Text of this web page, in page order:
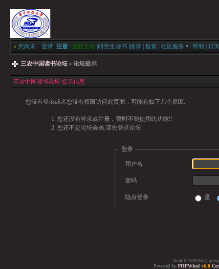
» 您尚未 登录 注册 返回主站 研究生读书 推荐 搜索 社区服务 帮助 订
三农中国读书论坛 » 论坛提示
三农中国读书论坛 提示信息
您没有登录或者您没有权限访问此页面，可能有如下几个原因:
您还没有登录或注册，暂时不能使用此功能!!
您还不是论坛会员,请先登录论坛
登录
用户名
密码
隐身登录 是
Total 0.164205(s)
Powered by PHPWind v6.0